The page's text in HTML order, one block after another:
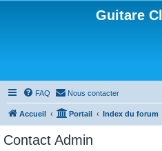
Guitare
FAQ Nous contacter
Accueil Portail Index du forum
Contact Admin